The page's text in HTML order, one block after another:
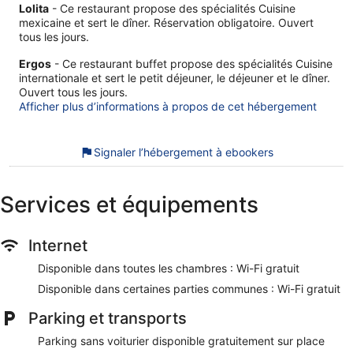
Lolita - Ce restaurant propose des spécialités Cuisine
mexicaine et sert le dîner. Réservation obligatoire. Ouvert
tous les jours.
Ergos - Ce restaurant buffet propose des spécialités Cuisine
internationale et sert le petit déjeuner, le déjeuner et le dîner.
Ouvert tous les jours.
Afficher plus d’informations à propos de cet hébergement
Signaler l’hébergement à ebookers
Services et équipements
Internet
Disponible dans toutes les chambres : Wi-Fi gratuit
Disponible dans certaines parties communes : Wi-Fi gratuit
Parking et transports
Parking sans voiturier disponible gratuitement sur place